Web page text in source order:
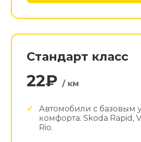
Стандарт класс
22₽/ км
Автомобили с базовым
комфорта. Skoda Rapid,
Rio.